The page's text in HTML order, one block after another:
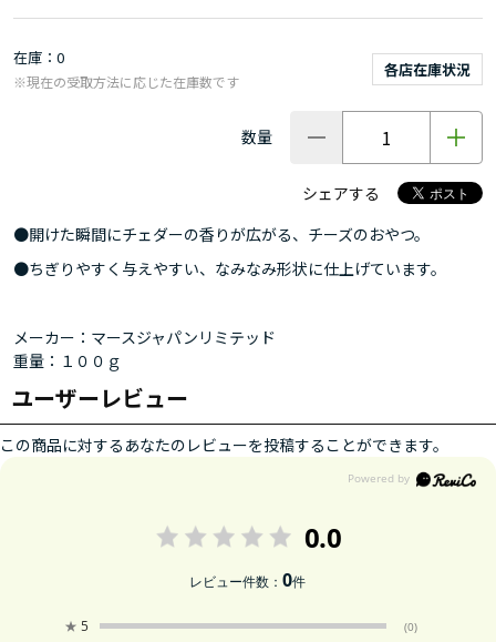
在庫 0
各店在庫状況
※現在の受取方法に応じた在庫数です
数量
シェアする
●開けた瞬間にチェダーの香りが広がる、チーズのおやつ。
●ちぎりやすく与えやすい、なみなみ形状に仕上げています。
メーカー：マースジャパンリミテッド
重量：１００ｇ
ユーザーレビュー
この商品に対するあなたのレビューを投稿することができます。
0.0
レビュー件数：0件
★ 5 (0)